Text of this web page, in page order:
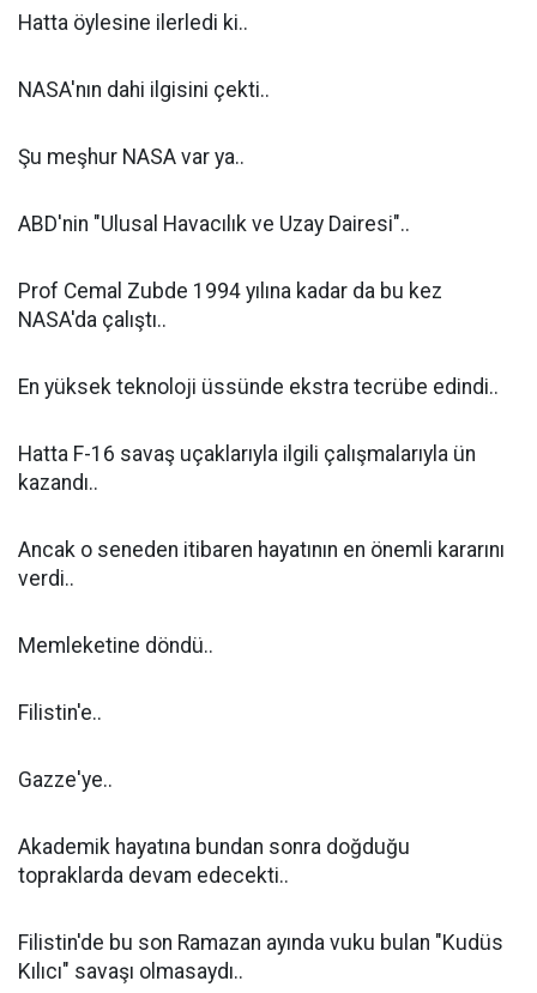
Hatta öylesine ilerledi ki..
NASA'nın dahi ilgisini çekti..
Şu meşhur NASA var ya..
ABD'nin "Ulusal Havacılık ve Uzay Dairesi"..
Prof Cemal Zubde 1994 yılına kadar da bu kez
NASA'da çalıştı..
En yüksek teknoloji üssünde ekstra tecrübe edindi..
Hatta F-16 savaş uçaklarıyla ilgili çalışmalarıyla ün
kazandı..
Ancak o seneden itibaren hayatının en önemli kararını
verdi..
Memleketine döndü..
Filistin'e..
Gazze'ye..
Akademik hayatına bundan sonra doğduğu
topraklarda devam edecekti..
Filistin'de bu son Ramazan ayında vuku bulan "Kudüs
Kılıcı" savaşı olmasaydı..